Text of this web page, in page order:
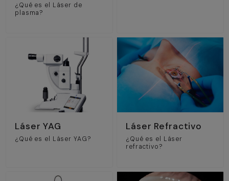
¿Qué es el Láser de
plasma?
Láser YAG
¿Qué es el Láser YAG?
Láser Refractivo
¿Qué es el Láser
refractivo?